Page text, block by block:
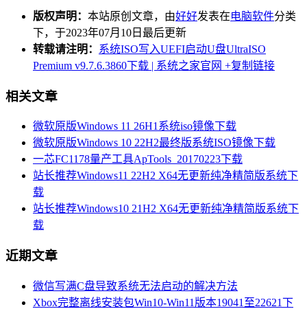
版权声明： 本站原创文章，由好好发表在电脑软件分类
下，于2023年07月10日最后更新
转载请注明： 系统ISO写入UEFI启动U盘UltraISO
Premium v9.7.6.3860下载 | 系统之家官网 +复制链接
相关文章
微软原版Windows 11 26H1系统iso镜像下载
微软原版Windows 10 22H2最终版系统ISO镜像下载
一芯FC1178量产工具ApTools_20170223下载
站长推荐Windows11 22H2 X64无更新纯净精简版系统下
载
站长推荐Windows10 21H2 X64无更新纯净精简版系统下
载
近期文章
微信写满C盘导致系统无法启动的解决方法
Xbox完整离线安装包Win10-Win11版本19041至22621下